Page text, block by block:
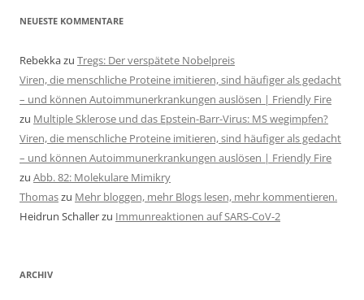
NEUESTE KOMMENTARE
Rebekkazu Tregs: Der verspätete Nobelpreis
Viren, die menschliche Proteine imitieren, sind häufiger als gedacht
– und können Autoimmunerkrankungen auslösen | Friendly Fire
zu Multiple Sklerose und das Epstein-Barr-Virus: MS wegimpfen?
Viren, die menschliche Proteine imitieren, sind häufiger als gedacht
– und können Autoimmunerkrankungen auslösen | Friendly Fire
zu Abb. 82: Molekulare Mimikry
Thomaszu Mehr bloggen, mehr Blogs lesen, mehr kommentieren.
Heidrun Schallerzu Immunreaktionen auf SARS-CoV-2
ARCHIV